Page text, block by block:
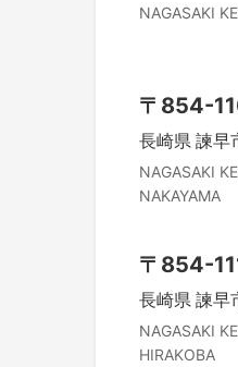
NAGASAKI
〒 854-
長崎県 諫早
NAGASAKI
NAKAYAMA
〒 854-
長崎県 諫早
NAGASAKI
HIRAKOBA